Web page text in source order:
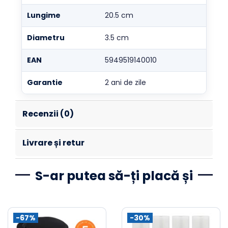
Lungime 20.5 cm
Diametru 3.5 cm
EAN 5949519140010
Garantie 2 ani de zile
Recenzii (0)
Livrare și retur
S-ar putea să-ți placă și
-67% -30%